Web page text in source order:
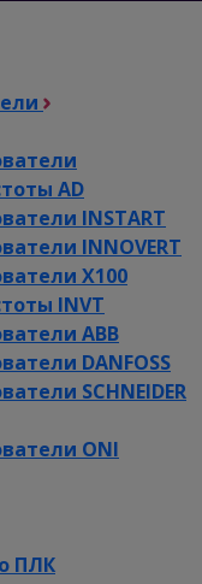
AD
INSTART
INNOVERT
Х100
INVT
ABB
DANFOSS
SCHNEIDER
ONI
ПЛК